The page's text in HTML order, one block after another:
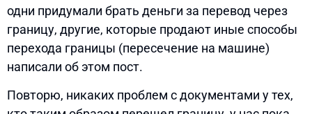
одни придумали брать деньги за перевод через
границу, другие, которые продают иные способы
перехода границы (пересечение на машине)
написали об этом пост.
Повторю, никаких проблем с документами у тех,